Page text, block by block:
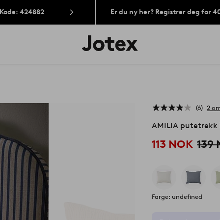
424882 Er du ny her? Registrer deg for
Jotex’
logo
6 2
AMILIA putetrekk
113 NOK 139
Farge: undefined